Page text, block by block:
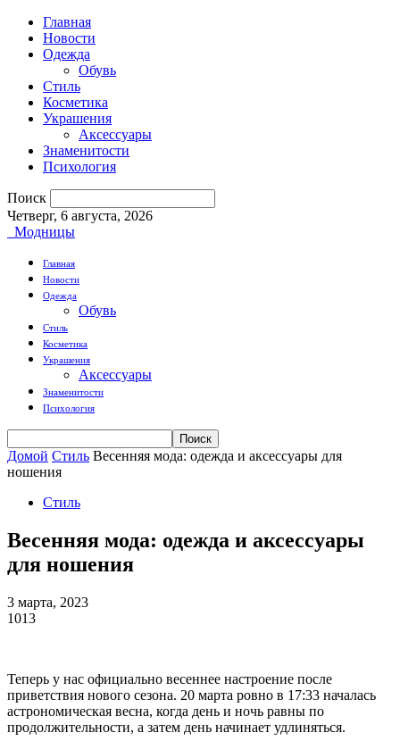
Главная
Новости
Одежда
Обувь
Стиль
Косметика
Украшения
Аксессуары
Знаменитости
Психология
Поиск
Четверг, 6 августа, 2026
Модницы
Главная
Новости
Одежда
Обувь
Стиль
Косметика
Украшения
Аксессуары
Знаменитости
Психология
Домой Стиль Весенняя мода: одежда и аксессуары для
ношения
Стиль
Весенняя мода: одежда и аксессуары
для ношения
3 марта, 2023
1013
Теперь у нас официально весеннее настроение после
приветствия нового сезона. 20 марта ровно в 17:33 началась
астрономическая весна, когда день и ночь равны по
продолжительности, а затем день начинает удлиняться.